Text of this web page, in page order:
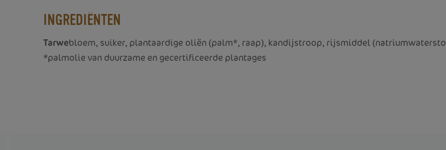
INGREDIËNTEN
Tarwebloem, suiker, plantaardige oliën (palm*, raap), kandijstroop, rijsmiddel
*palmolie van duurzame en gecertificeerde plantages